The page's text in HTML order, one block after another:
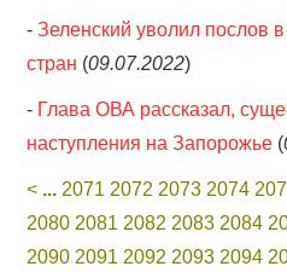
-Зеленский уволил послов
стран (09.07.2022)
- Глава ОВА рассказал,
наступления на Запорожье (
< ... 2071 2072 2073 2074
2080 2081 2082 2083 2084
2090 2091 2092 2093 2094